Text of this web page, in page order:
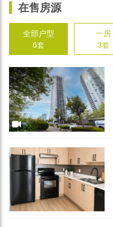
在售房源
全部户型
6套
一房
3套